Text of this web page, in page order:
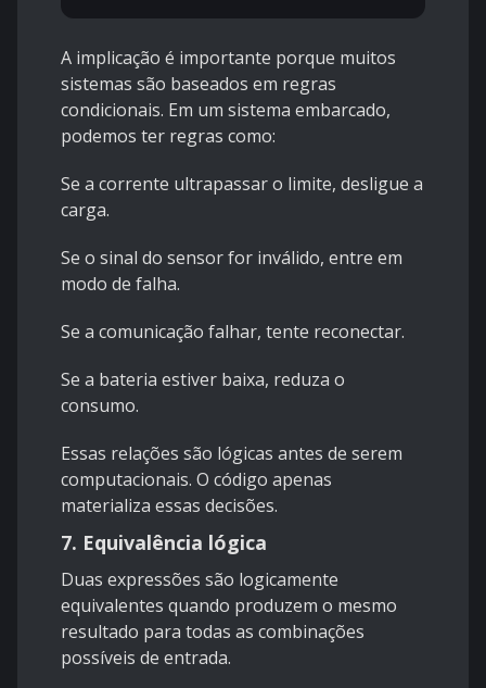
A implicação é importante porque muitos
sistemas são baseados em regras
condicionais. Em um sistema embarcado,
podemos ter regras como:
Se a corrente ultrapassar o limite, desligue a
carga.
Se o sinal do sensor for inválido, entre em
modo de falha.
Se a comunicação falhar, tente reconectar.
Se a bateria estiver baixa, reduza o
consumo.
Essas relações são lógicas antes de serem
computacionais. O código apenas
materializa essas decisões.
7. Equivalência lógica
Duas expressões são logicamente
equivalentes quando produzem o mesmo
resultado para todas as combinações
possíveis de entrada.